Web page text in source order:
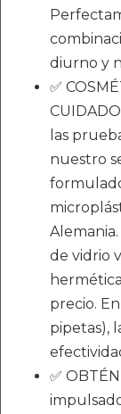
diurno y
✅
las
nuestro
de vidrio
precio.
pipetas),
✅